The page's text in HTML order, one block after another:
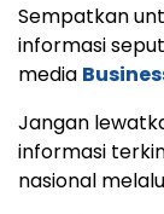
Sempatkan
informasi
media
Jangan
informasi
nasional